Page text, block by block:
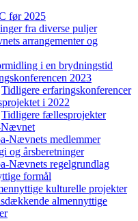
før 2025
fra diverse puljer
arrangementer og
i en brydningstid
2023
Tidligere erfaringskonferencer
i 2022
Tidligere fællesprojekter
Nævnets medlemmer
og årsberetninger
Nævnets regelgrundlag
formål
kulturelle projekter
almennyttige